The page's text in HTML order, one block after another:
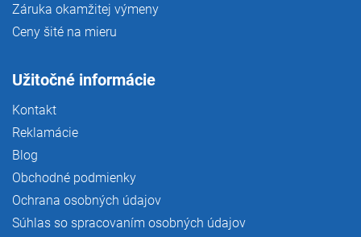
Záruka okamžitej výmeny
Ceny šité na mieru
Užitočné informácie
Kontakt
Reklamácie
Blog
Obchodné podmienky
Ochrana osobných údajov
Súhlas so spracovaním osobných údajov